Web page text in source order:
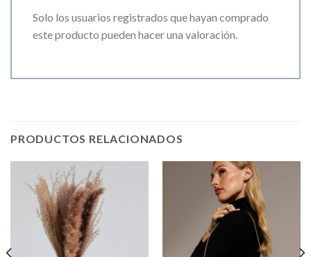
Solo los usuarios registrados que hayan comprado
este producto pueden hacer una valoración.
PRODUCTOS RELACIONADOS